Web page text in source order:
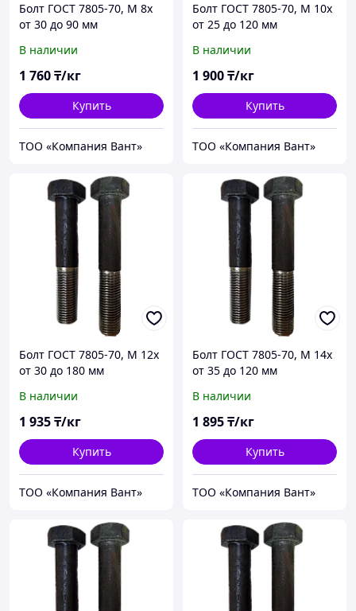
Болт ГОСТ 7805-70, М 8х
от 30 до 90 мм
В наличии
1 760₸/кг
Купить
ТОО «Компания Вант»
Болт ГОСТ 7805-70, М 10х
от 25 до 120 мм
В наличии
1 900₸/кг
Купить
ТОО «Компания Вант»
Болт ГОСТ 7805-70, М 12х
от 30 до 180 мм
В наличии
1 935₸/кг
Купить
ТОО «Компания Вант»
Болт ГОСТ 7805-70, М 14х
от 35 до 120 мм
В наличии
1 895₸/кг
Купить
ТОО «Компания Вант»